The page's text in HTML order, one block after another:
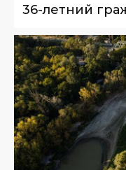
36-летний